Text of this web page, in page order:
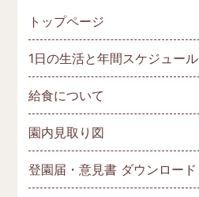
トップページ
1日の生活と年間スケジュール
給食について
園内見取り図
登園届・意見書 ダウンロード